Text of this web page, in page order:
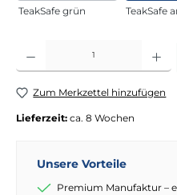
TeakSafe grün TeakSafe
Produkt Anzahl: Gib den
Zum Merkzettel hinzufügen
Lieferzeit: ca. 8 Wochen
Unsere Vorteile
Premium Manufaktur –